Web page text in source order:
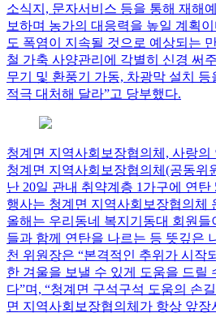
소식지, 문자서비스 등을 통해 재해
보하며 농가의 대응력을 높일 계획
도 폭염이 지속될 것으로 예상되는
철 가축 사양관리에 각별히 신경 써
무기 및 환풍기 가동, 차광막 설치 등
적극 대처해 달라”고 당부했다.
청계면 지역사회보장협의체, 사랑의
청계면 지역사회보장협의체(공동위
난 20일 관내 취약계층 1가구에 연탄
행사는 청계면 지역사회보장협의체
올해는 우리동네 복지기동대 회원들
들과 함께 연탄을 나르는 등 뜻깊은
천 위원장은 “본격적인 추위가 시작
한 겨울을 보낼 수 있게 도움을 드릴
다”며, “청계면 구석구석 도움의 손
면 지역사회보장협의체가 항상 앞